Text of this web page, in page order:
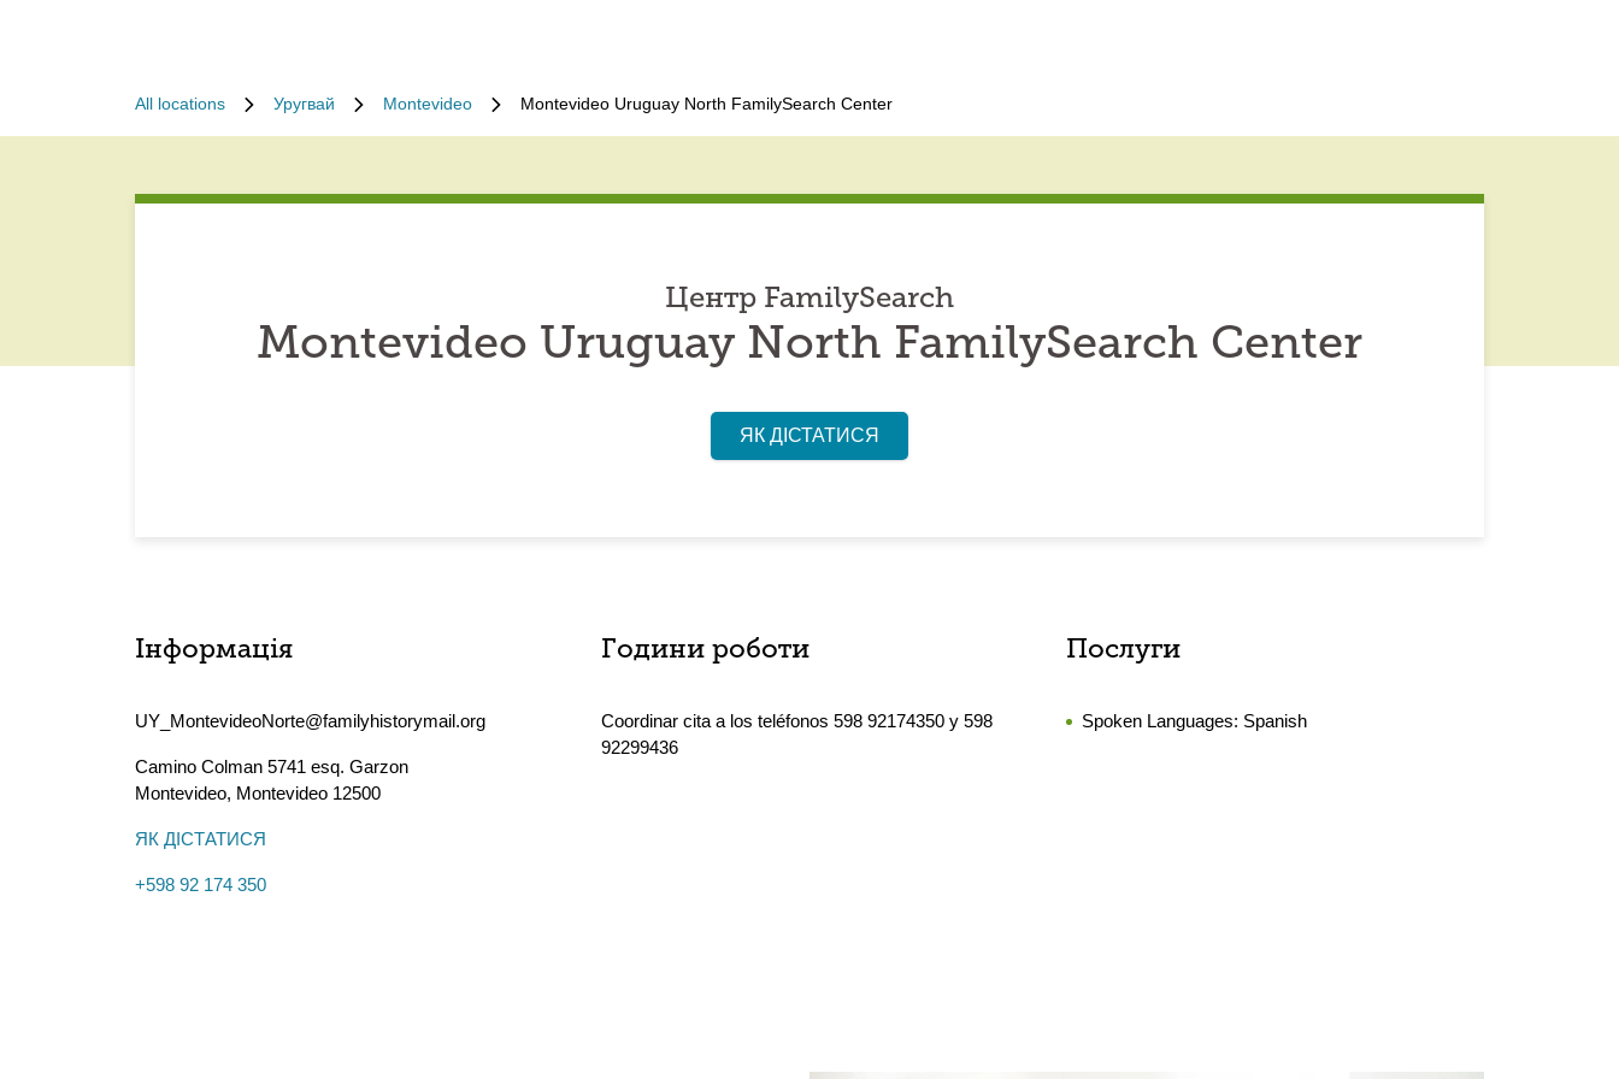
All locations Уругвай Montevideo Montevideo Uruguay North FamilySearch Center
Центр FamilySearch
Montevideo Uruguay North FamilySearch Center
ЯК ДІСТАТИСЯ
Інформація
UY_MontevideoNorte@familyhistorymail.org
Camino Colman 5741 esq. Garzon
Montevideo, Montevideo 12500
ЯК ДІСТАТИСЯ
+598 92 174 350
Години роботи
Coordinar cita a los teléfonos 598 92174350 y 598
92299436
Послуги
Spoken Languages: Spanish